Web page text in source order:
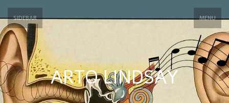
SIDEBAR MENU
ARTO LINDSAY